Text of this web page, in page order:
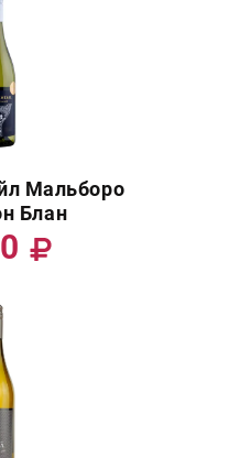
Мальборо
Блан